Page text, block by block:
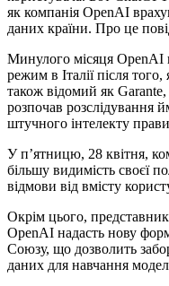
як компанія OpenAI
даних країни. Про це
Минулого місяця OpenAI
режим в Італії після
також відомий як
розпочав розслідування
штучного інтелекту
У п’ятницю, 28 квітня,
більшу видимість своєї
відмови від вмісту
Окрім цього,
OpenAI надасть нову
Союзу, що дозволить
даних для навчання